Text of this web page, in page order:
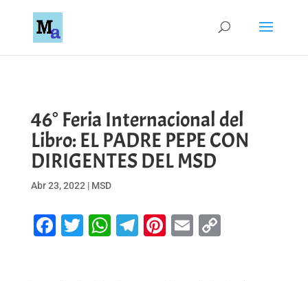
46° Feria Internacional del
Libro: EL PADRE PEPE CON
DIRIGENTES DEL MSD
Abr 23, 2022 | MSD
Facebook
Twitter
WhatsApp
Telegram
Pinterest
EmailCopy